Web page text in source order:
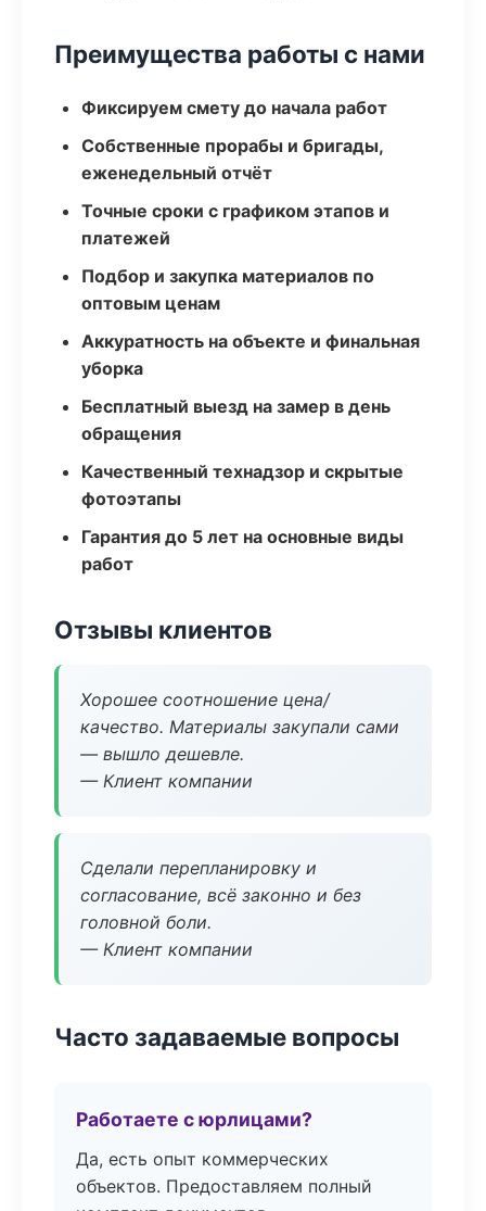
Преимущества работы с нами
Фиксируем смету до начала работ
Собственные прорабы и бригады,
еженедельный отчёт
Точные сроки с графиком этапов и
платежей
Подбор и закупка материалов по
оптовым ценам
Аккуратность на объекте и финальная
уборка
Бесплатный выезд на замер в день
обращения
Качественный технадзор и скрытые
фотоэтапы
Гарантия до 5 лет на основные виды
работ
Отзывы клиентов
Хорошее соотношение цена/
качество. Материалы закупали сами
— вышло дешевле.
— Клиент компании
Сделали перепланировку и
согласование, всё законно и без
головной боли.
— Клиент компании
Часто задаваемые вопросы
Работаете с юрлицами?
Да, есть опыт коммерческих
объектов. Предоставляем полный